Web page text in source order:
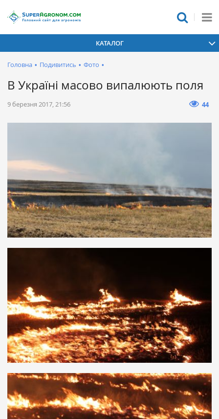
КАТАЛОГ
Головна • Подивитись • Фото •
В Україні масово випалюють поля
9 березня 2017, 21:56 44